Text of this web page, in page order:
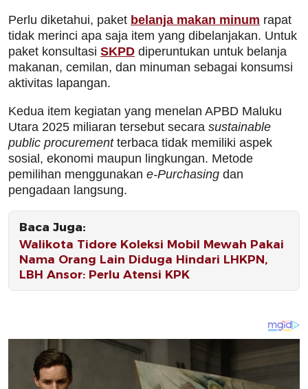
Perlu diketahui, paket belanja makan minum rapat
tidak merinci apa saja item yang dibelanjakan. Untuk
paket konsultasi SKPD diperuntukan untuk belanja
makanan, cemilan, dan minuman sebagai konsumsi
aktivitas lapangan.
Kedua item kegiatan yang menelan APBD Maluku
Utara 2025 miliaran tersebut secara sustainable
public procurementterbaca tidak memiliki aspek
sosial, ekonomi maupun lingkungan. Metode
pemilihan menggunakan e-Purchasing dan
pengadaan langsung.
Baca Juga:
Walikota Tidore Koleksi Mobil Mewah Pakai
Nama Orang Lain Diduga Hindari LHKPN,
LBH Ansor: Perlu Atensi KPK